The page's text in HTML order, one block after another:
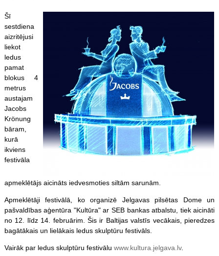
Šī
sestdiena
aizritējusi
liekot
ledus
pamat
blokus 4
metrus
austajam
Jacobs
Krönung
bāram,
kurā
ikviens
festivāla
apmeklētājs aicināts iedvesmoties siltām sarunām.
Apmeklētāji festivālā, ko organizē Jelgavas pilsētas Dome un
pašvaldības aģentūra "Kultūra" ar SEB bankas atbalstu, tiek aicināti
no 12. līdz 14. februārim. Šis ir Baltijas valstīs vecākais, pieredzes
bagātākais un lielākais ledus skulptūru festivāls.
Vairāk par ledus skulptūru festivālu www.kultura.jelgava.lv.